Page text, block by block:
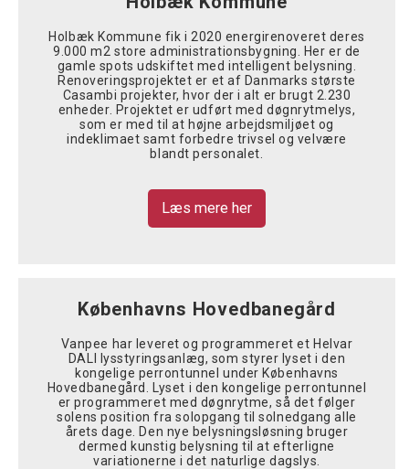
Holbæk Kommune fik i 2020 energirenoveret deres
9.000 m2 store administrationsbygning. Her er de
gamle spots udskiftet med intelligent belysning.
Renoveringsprojektet er et af Danmarks største
Casambi projekter, hvor der i alt er brugt 2.230
enheder. Projektet er udført med døgnrytmelys,
som er med til at højne arbejdsmiljøet og
indeklimaet samt forbedre trivsel og velvære
blandt personalet.
Læs mere her
Københavns Hovedbanegård
Vanpee har leveret og programmeret et Helvar
DALI lysstyringsanlæg, som styrer lyset i den
kongelige perrontunnel under Københavns
Hovedbanegård. Lyset i den kongelige perrontunnel
er programmeret med døgnrytme, så det følger
solens position fra solopgang til solnedgang alle
årets dage. Den nye belysningsløsning bruger
dermed kunstig belysning til at efterligne
variationerne i det naturlige dagslys.